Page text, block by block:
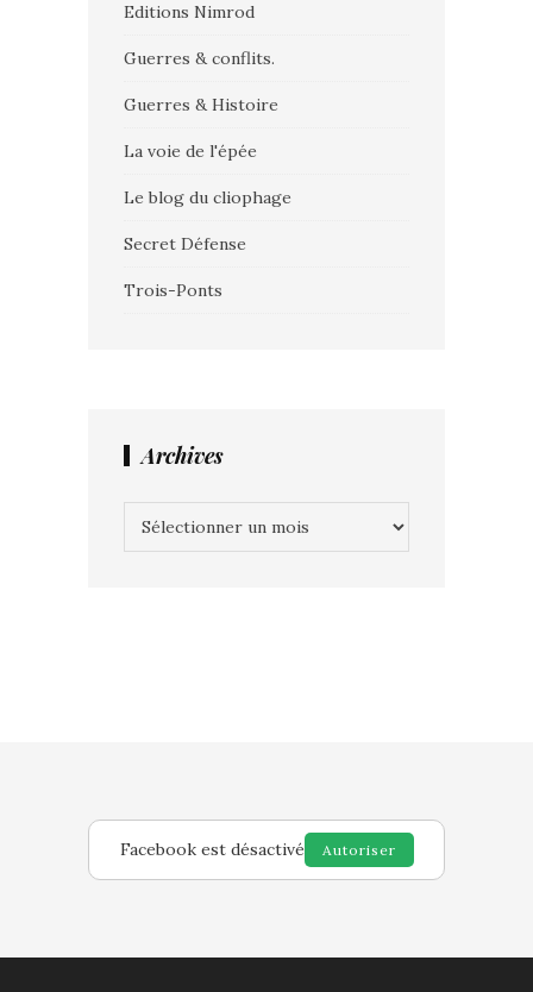
Editions Nimrod
Guerres & conflits.
Guerres & Histoire
La voie de l'épée
Le blog du cliophage
Secret Défense
Trois-Ponts
Archives
Facebook est désactivé Autoriser